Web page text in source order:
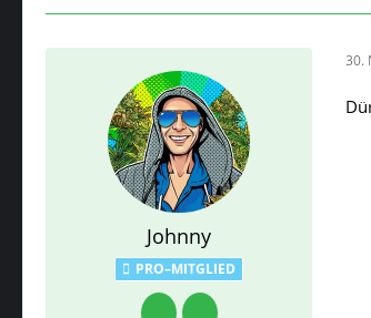
Johnny
PRO–MITGLIED
30.